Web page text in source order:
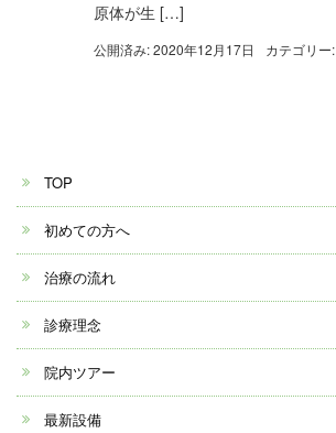
原体が生 […]
公開済み: 2020年12月17日 カテゴリー:
TOP
初めての方へ
治療の流れ
診療理念
院内ツアー
最新設備